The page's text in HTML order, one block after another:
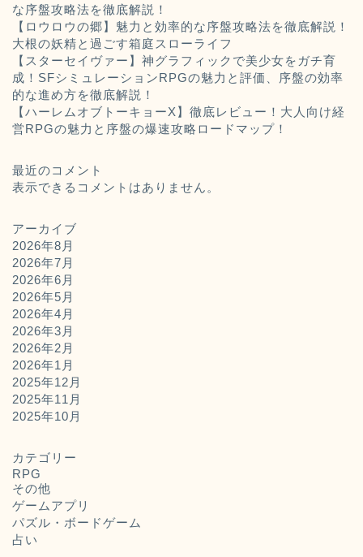
な序盤攻略法を徹底解説！
【ロウロウの郷】魅力と効率的な序盤攻略法を徹底解説！
大根の妖精と過ごす箱庭スローライフ
【スターセイヴァー】神グラフィックで美少女をガチ育
成！SFシミュレーションRPGの魅力と評価、序盤の効率
的な進め方を徹底解説！
【ハーレムオブトーキョーX】徹底レビュー！大人向け経
営RPGの魅力と序盤の爆速攻略ロードマップ！
最近のコメント
表示できるコメントはありません。
アーカイブ
2026年8月
2026年7月
2026年6月
2026年5月
2026年4月
2026年3月
2026年2月
2026年1月
2025年12月
2025年11月
2025年10月
カテゴリー
RPG
その他
ゲームアプリ
パズル・ボードゲーム
占い